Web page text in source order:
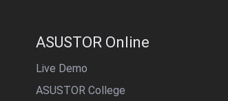
ASUSTOR Online
Live Demo
ASUSTOR College